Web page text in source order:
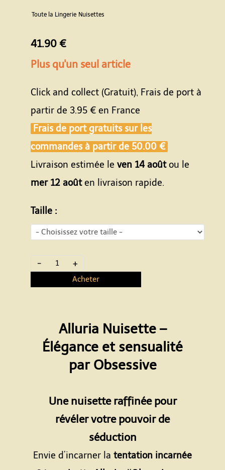
Toute la Lingerie Nuisettes
41.90 €
Plus qu'un seul article
Click and collect (Gratuit), Frais de port à
partir de 3.95 € en France
Frais de port gratuits sur les
commandes à partir de 50.00 €
Livraison estimée le ven 14 aoûtou le
mer 12 aoûten livraison rapide.
Taille :
- +
Acheter
Alluria Nuisette –
Élégance et sensualité
par Obsessive
Une nuisette raffinée pour
révéler votre pouvoir de
séduction
Envie d’incarner la tentation incarnée